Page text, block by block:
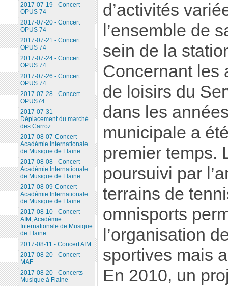
d’activités
l’ensemble de
sein de la
Concernant les
de loisirs du
dans les
municipale a
premier temps.
poursuivi par
terrains de
omnisports
l’organisation
sportives mais
En 2010, un
2017-07-19 - Concert
OPUS 74
2017-07-20 - Concert
OPUS 74
2017-07-21 - Concert
OPUS 74
2017-07-24 - Concert
OPUS 74
2017-07-26 - Concert
OPUS 74
2017-07-28 - Concert
OPUS74
2017-07-31 -
Déplacement du marché
des Carroz
2017-08-07-Concert
Académie Internationale
de Musique de Flaine
2017-08-08 - Concert
Académie Internationale
de Musique de Flaine
2017-08-09-Concert
Académie Internationale
de Musique de Flaine
2017-08-10 - Concert
AIM, Académie
Internationale de Musique
de Flaine
2017-08-11 - Concert AIM
2017-08-20 - Concert-
MAF
2017-08-20 - Concerts
Musique à Flaine